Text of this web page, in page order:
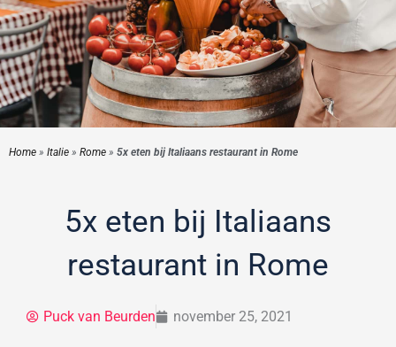
Home » Italie » Rome » 5x eten bij Italiaans restaurant in Rome
5x eten bij Italiaans
restaurant in Rome
Puck van Beurden november 25, 2021